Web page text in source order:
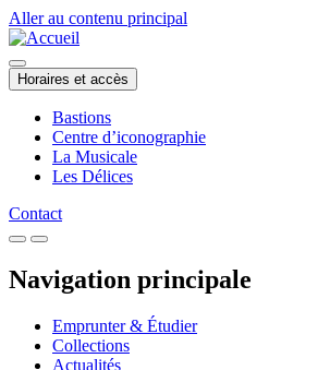
Aller au contenu principal
Horaires et accès
Bastions
Centre d’iconographie
La Musicale
Les Délices
Contact
Navigation principale
Emprunter & Étudier
Collections
Actualités